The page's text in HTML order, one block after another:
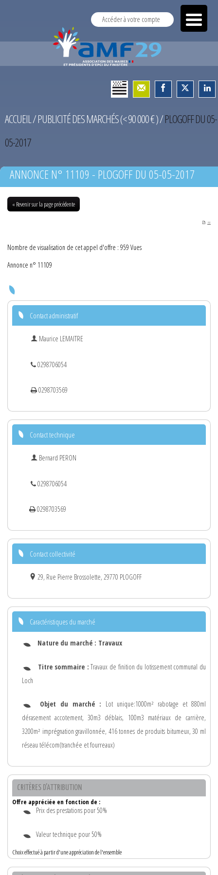
Accéder à votre compte
ACCUEIL/PUBLICITÉ DES MARCHÉS (< 90 000 € )/PLOGOFF DU 05-
05-2017
ANNONCE N° 11109 - PLOGOFF DU 05-05-2017
« Revenir sur la page précédente
PDF
Nombre de visualisation de cet appel d'offre : 959 Vues
Annonce n° 11109
Contact administratif
Maurice LEMAITRE
0298706054
0298703569
Contact technique
Bernard PERON
0298706054
0298703569
Contact collectivité
29, Rue Pierre Brossolette, 29770 PLOGOFF
Caractéristiques du marché
Nature du marché : Travaux
Titre sommaire : Travaux de finition du lotissement communal du
Loch
Objet du marché : Lot unique:1000m² rabotage et 880ml
dérasement accotement, 30m3 déblais, 100m3 matériaux de carrière,
3200m² imprégnation gravillonnée, 416 tonnes de produits bitumeux, 30 ml
réseau télécom(tranchée et fourreaux)
CRITÈRES D'ATTRIBUTION
Offre appréciée en fonction de :
Prix des prestations pour 50%
Valeur technique pour 50%
Choix effectué à partir d'une appréciation de l'ensemble